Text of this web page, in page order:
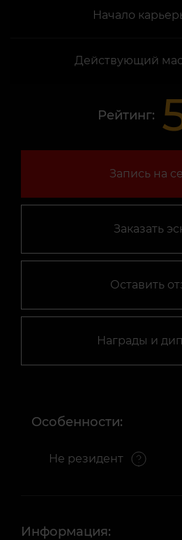
Начало
Действующий
Рейтинг:
Запись на
Заказать
Оставить
Награды и
Особенности:
Не резидент
Информация: